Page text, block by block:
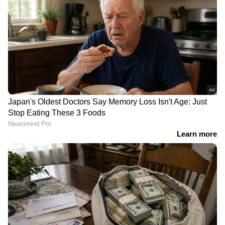
പബ്ലിക് പ്രോസിക്യൂട്ടർ
അനീഷ്യയുടെ മരണം:
കുടുംബത്തിന്
മുഖ്യമന്ത്രിയുടെ ഉറപ്പ്;
'പ്രത്യേക അന്വേഷണ
സംഘത്തെ രൂപീകരിക്കും'
പുനർമൂല്യനിർണയ
വിവാദം: നടപടിയുമായി
കേന്ദ്രസർക്കാർ,
ചെയർമാനെയും
സെക്രട്ടറിയെയും മാറ്റി
LATEST VIDEOS